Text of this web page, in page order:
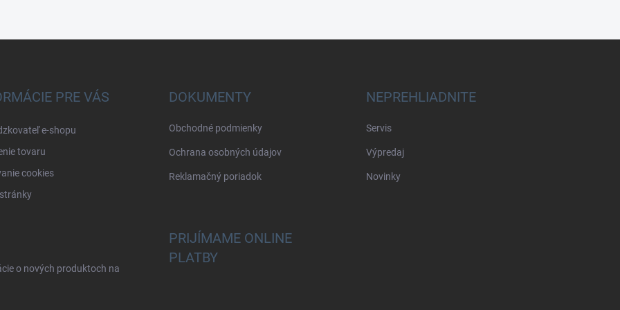
PRE VÁS
e-shopu
tovaru
cookies
DOKUMENTY
Obchodné podmienky
Ochrana osobných údajov
Reklamačný poriadok
NEPREHLIADNITE
Servis
Výpredaj
Novinky
o nových produktoch na
PRIJÍMAME ONLINE
PLATBY